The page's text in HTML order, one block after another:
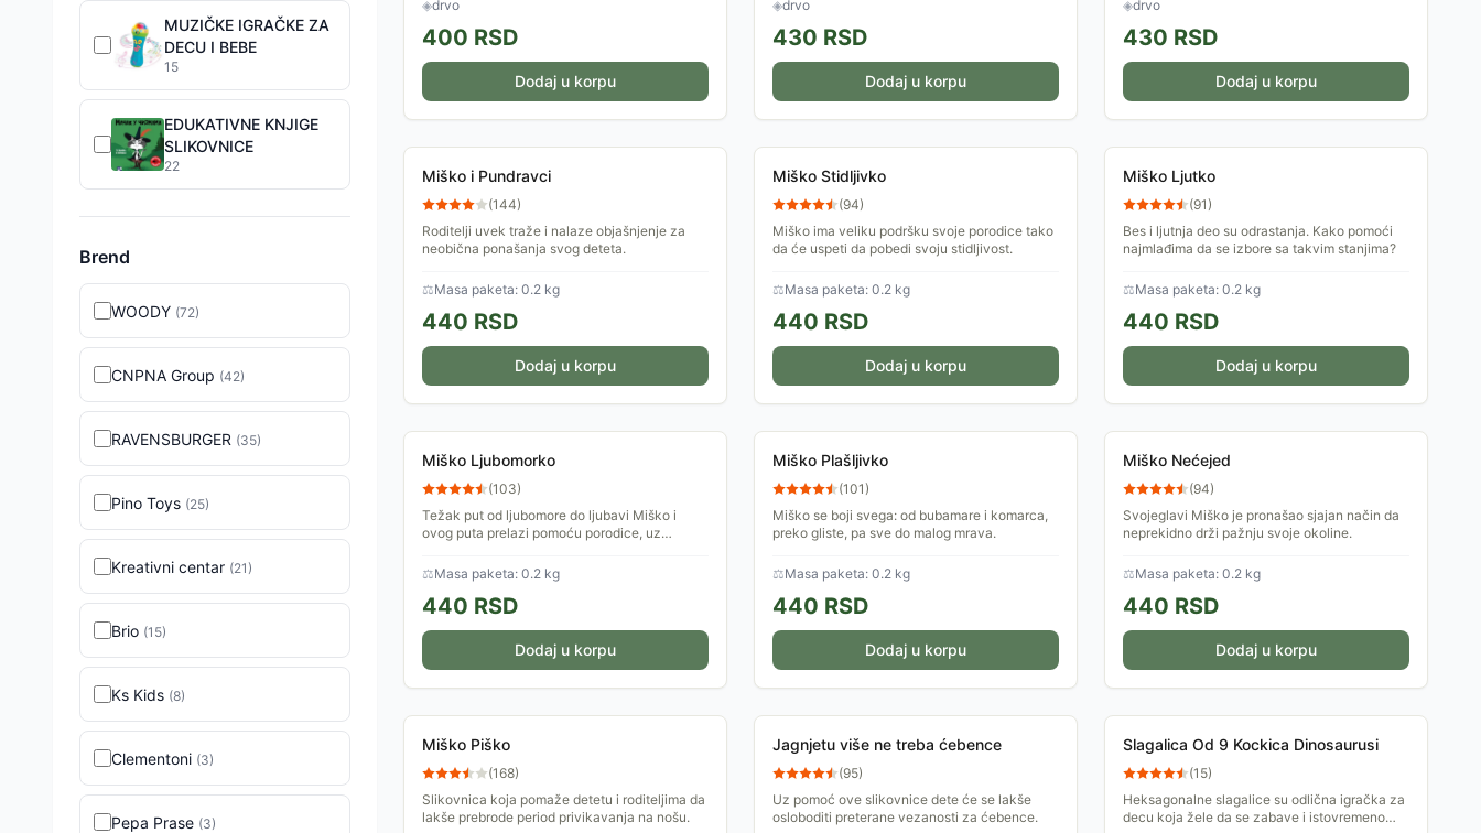
MUZIČKE IGRAČKE ZA
DECU I BEBE
15
EDUKATIVNE KNJIGE
SLIKOVNICE
22
Brend
WOODY (72)
CNPNA Group (42)
RAVENSBURGER (35)
Pino Toys (25)
Kreativni centar (21)
Brio (15)
Ks Kids (8)
Clementoni (3)
Pepa Prase (3)
◈drvo
400 RSD
Dodaj u korpu
◈drvo
430 RSD
Dodaj u korpu
◈drvo
430 RSD
Dodaj u korpu
Miško i Pundravci
(144)
Roditelji uvek traže i nalaze objašnjenje za
neobična ponašanja svog deteta.
⚖Masa paketa: 0.2 kg
440 RSD
Dodaj u korpu
Miško Stidljivko
(94)
Miško ima veliku podršku svoje porodice tako
da će uspeti da pobedi svoju stidljivost.
⚖Masa paketa: 0.2 kg
440 RSD
Dodaj u korpu
Miško Ljutko
(91)
Bes i ljutnja deo su odrastanja. Kako pomoći
najmlađima da se izbore sa takvim stanjima?
⚖Masa paketa: 0.2 kg
440 RSD
Dodaj u korpu
Miško Ljubomorko
(103)
Težak put od ljubomore do ljubavi Miško i
ovog puta prelazi pomoću porodice, uz
⚖Masa paketa: 0.2 kg
440 RSD
Dodaj u korpu
Miško Plašljivko
(101)
Miško se boji svega: od bubamare i komarca,
preko gliste, pa sve do malog mrava.
⚖Masa paketa: 0.2 kg
440 RSD
Dodaj u korpu
Miško Nećejed
(94)
Svojeglavi Miško je pronašao sjajan način da
neprekidno drži pažnju svoje okoline.
⚖Masa paketa: 0.2 kg
440 RSD
Dodaj u korpu
Miško Piško
(168)
Slikovnica koja pomaže detetu i roditeljima da
lakše prebrode period privikavanja na nošu.
Jagnjetu više ne treba ćebence
(95)
Uz pomoć ove slikovnice dete će se lakše
osloboditi preterane vezanosti za ćebence.
Slagalica Od 9 Kockica Dinosaurusi
(15)
Heksagonalne slagalice su odlična igračka za
decu koja žele da se zabave i istovremeno